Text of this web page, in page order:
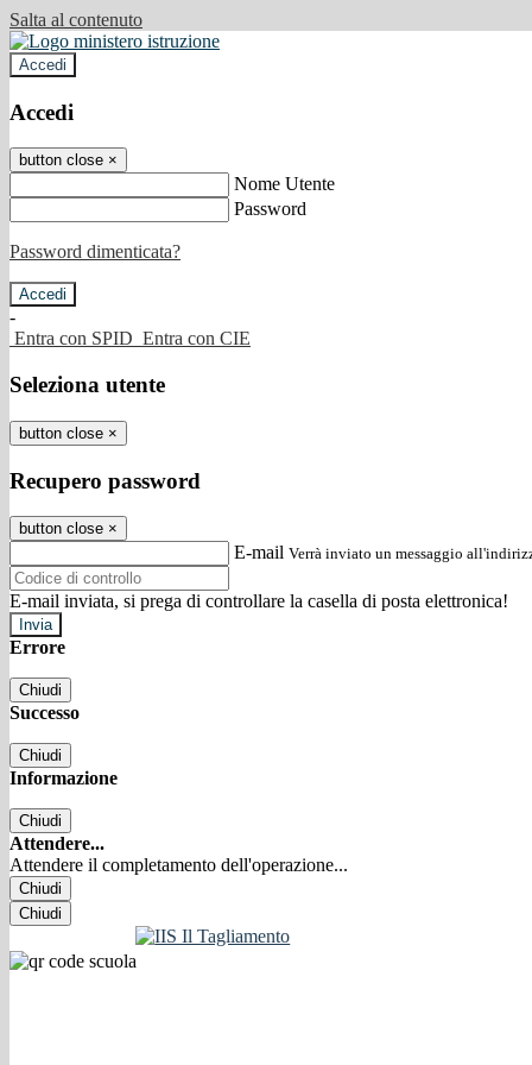
Salta al contenuto
Accedi
Accedi
button close ×
Nome Utente
Password
Password dimenticata?
-
Entra con SPID Entra con CIE
Seleziona utente
button close ×
Recupero password
button close ×
E-mail Verrà inviato un messaggio
E-mail inviata, si prega di controllare la casella di posta elettronica!
Errore
Chiudi
Successo
Chiudi
Informazione
Chiudi
Attendere...
Attendere il completamento dell'operazione...
Chiudi
Chiudi